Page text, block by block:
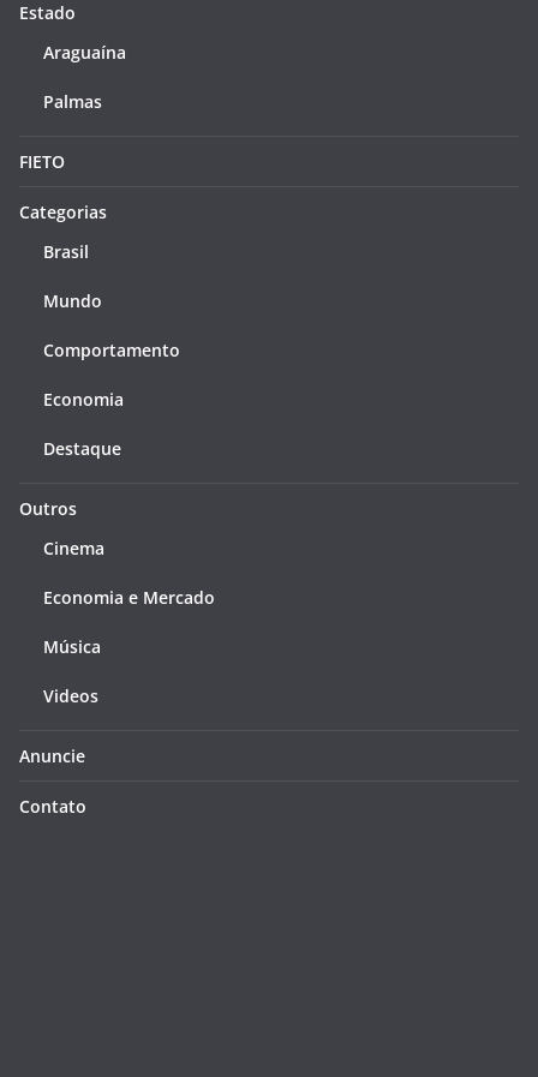
Estado
Araguaína
Palmas
FIETO
Categorias
Brasil
Mundo
Comportamento
Economia
Destaque
Outros
Cinema
Economia e Mercado
Música
Videos
Anuncie
Contato